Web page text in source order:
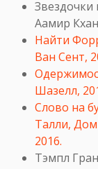
Звездочки
Аамир
Найти
Ван Сент,
Шазелл,
Слово на
Талли,
2016.
Тэмпл